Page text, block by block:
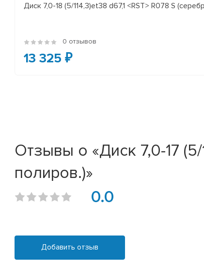
Диск 7,0-18 (5/114,3)et38 d67,1 <RST> R078 S
0 отзывов
13 325 ₽
Отзывы о «Диск 7,0-17
полиров.)»
0.0
Добавить отзыв